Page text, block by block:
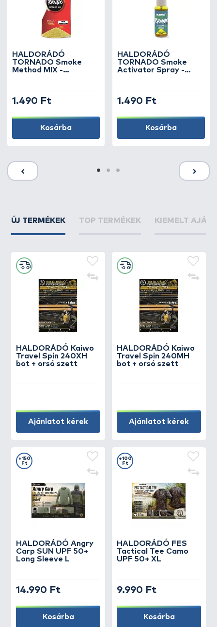
HALDORÁDÓ
TORNADO Smoke
Method MIX -
1.490 Ft
Kosárba
HALDORÁDÓ
TORNADO Smoke
Activator Spray -
1.490 Ft
Kosárba
ÚJ TERMÉKEK TOP TERMÉKEK KIEMELT
HALDORÁDÓ Kaiwo
Travel Spin 240XH
bot + orsó szett
Ajánlatot kérek
HALDORÁDÓ Kaiwo
Travel Spin 240MH
bot + orsó szett
Ajánlatot kérek
HALDORÁDÓ Angry
Carp SUN UPF 50+
Long Sleeve L
+150
Ft
14.990 Ft
Kosárba
HALDORÁDÓ FES
Tactical Tee Camo
UPF 50+ XL
+100
Ft
9.990 Ft
Kosárba